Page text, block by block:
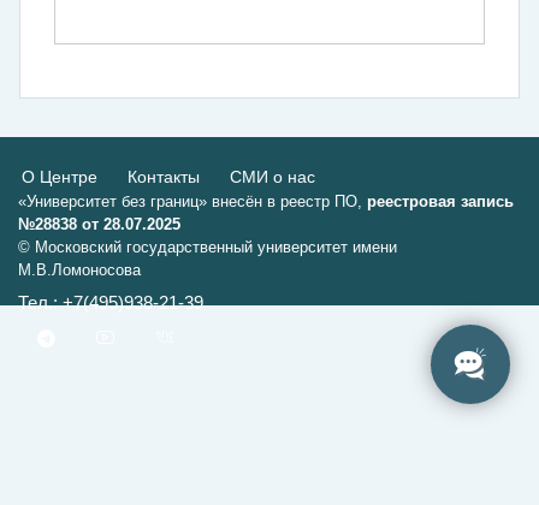
О Центре Контакты СМИ о нас
«Университет без границ» внесён в реестр ПО, реестровая запись
№28838 от 28.07.2025
© Московский государственный университет имени
М.В.Ломоносова
Тел.: +7(495)938-21-39